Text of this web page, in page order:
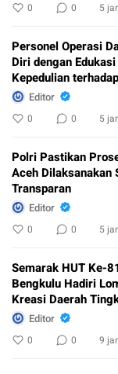
0 0 5
Personel Operasi
Diri dengan
Kepedulian
Kesejahteraan
Editor
0 0 5
Polri Pastikan
Aceh Dilaksanakan
Transparan
Editor
0 0 5
Semarak HUT Ke-
Bengkulu Hadiri
Kreasi Daerah
Editor
0 0 9